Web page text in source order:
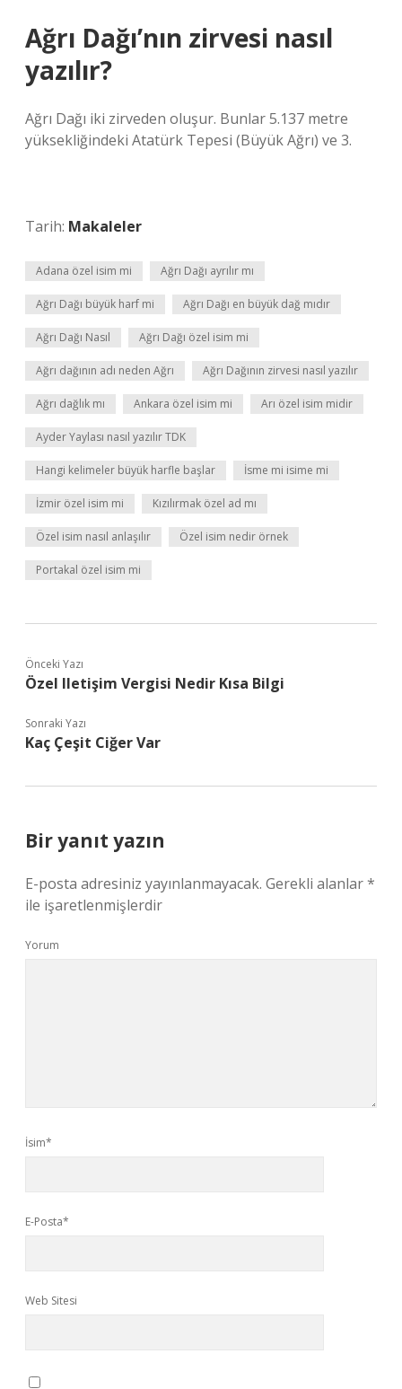
Ağrı Dağı’nın zirvesi nasıl
yazılır?
Ağrı Dağı iki zirveden oluşur. Bunlar 5.137 metre
yüksekliğindeki Atatürk Tepesi (Büyük Ağrı) ve 3.
Tarih: Makaleler
Adana özel isim mi Ağrı Dağı ayrılır mı
Ağrı Dağı büyük harf mi Ağrı Dağı en büyük dağ mıdır
Ağrı Dağı Nasıl Ağrı Dağı özel isim mi
Ağrı dağının adı neden Ağrı Ağrı Dağının zirvesi nasıl yazılır
Ağrı dağlık mı Ankara özel isim mi Arı özel isim midir
Ayder Yaylası nasıl yazılır TDK
Hangi kelimeler büyük harfle başlar İsme mi isime mi
İzmir özel isim mi Kızılırmak özel ad mı
Özel isim nasıl anlaşılır Özel isim nedir örnek
Portakal özel isim mi
Önceki Yazı
Özel Iletişim Vergisi Nedir Kısa Bilgi
Sonraki Yazı
Kaç Çeşit Ciğer Var
Bir yanıt yazın
E-posta adresiniz yayınlanmayacak. Gerekli alanlar*
ile işaretlenmişlerdir
Yorum
İsim*
E-Posta*
Web Sitesi